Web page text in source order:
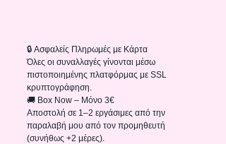
🔒 Ασφαλείς Πληρωμές με Κάρτα
Όλες οι συναλλαγές γίνονται μέσω
πιστοποιημένης πλατφόρμας με SSL
κρυπτογράφηση.
🚚 Box Now – Μόνο 3€
Αποστολή σε 1–2 εργάσιμες από την
παραλαβή μου από τον προμηθευτή
(συνήθως +2 μέρες).